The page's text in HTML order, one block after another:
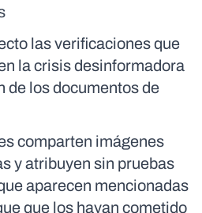
las verificaciones que
la crisis desinformadora
de los documentos de
comparten imágenes
y atribuyen sin pruebas
aparecen mencionadas
que los hayan cometido